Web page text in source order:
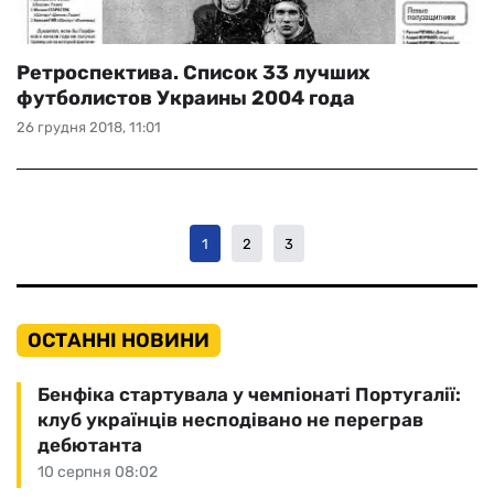
26 грудня 2018, 11:01
Ретроспектива. Список 33 лучших
футболистов Украины 2004 года
1 2 3
ОСТАННІ НОВИНИ
10 серпня 08:02
Бенфіка стартувала у чемпіонаті Португалії:
клуб українців несподівано не переграв
дебютанта